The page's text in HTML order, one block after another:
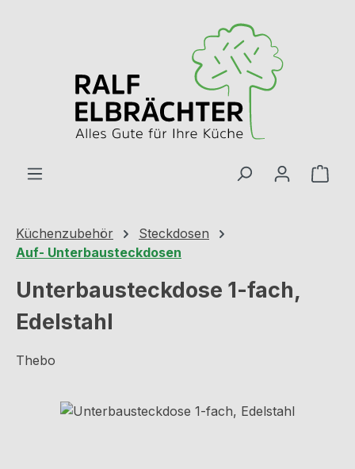
Küchenzubehör
Steckdosen
Auf- Unterbausteckdosen
Unterbausteckdose 1-fach,
Edelstahl
Thebo
Bildergalerie überspringen